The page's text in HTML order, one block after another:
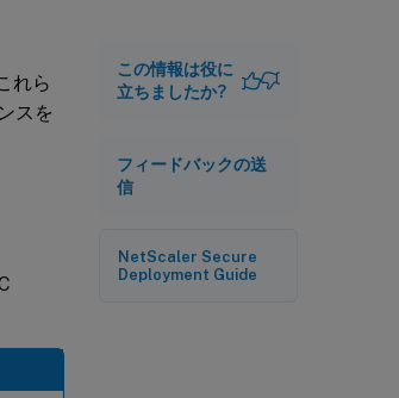
れら
スを
この情報は役に
立ちましたか?
フィードバックの送
信
NetScaler Secure
Deployment Guide